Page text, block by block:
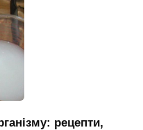
рецепти,